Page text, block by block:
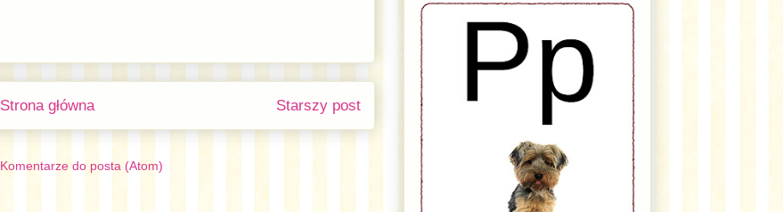
Starszy post
Strona główna
Komentarze do posta (Atom)